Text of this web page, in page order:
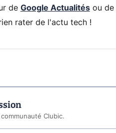
de Google Actualitésou de
rater de l'actu tech !
Clubic.